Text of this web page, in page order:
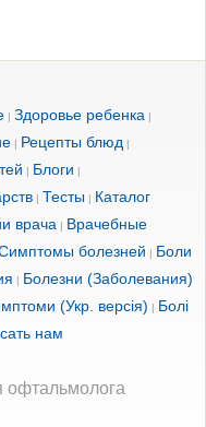
| Здоровье ребенка |
| Рецепты блюд |
| Блоги |
| Тесты | Каталог
врача | Врачебные
болезней | Боли
| Болезни (Заболевания)
(Укр. версія) | Болі
нам
офтальмолога